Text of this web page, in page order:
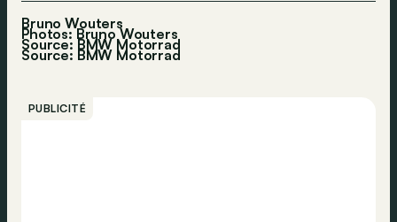
Bruno Wouters
Photos: Bruno Wouters
Source: BMW Motorrad
Source: BMW Motorrad
PUBLICITÉ